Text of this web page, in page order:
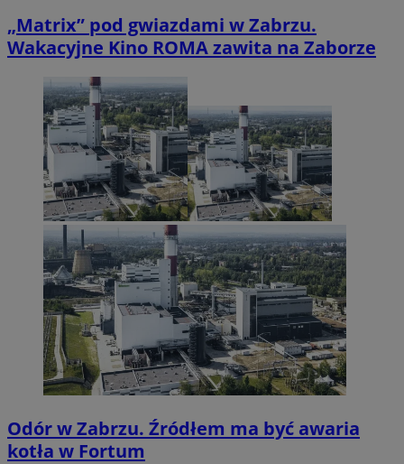
„Matrix” pod gwiazdami w Zabrzu.
Wakacyjne Kino ROMA zawita na Zaborze
Odór w Zabrzu. Źródłem ma być awaria
kotła w Fortum